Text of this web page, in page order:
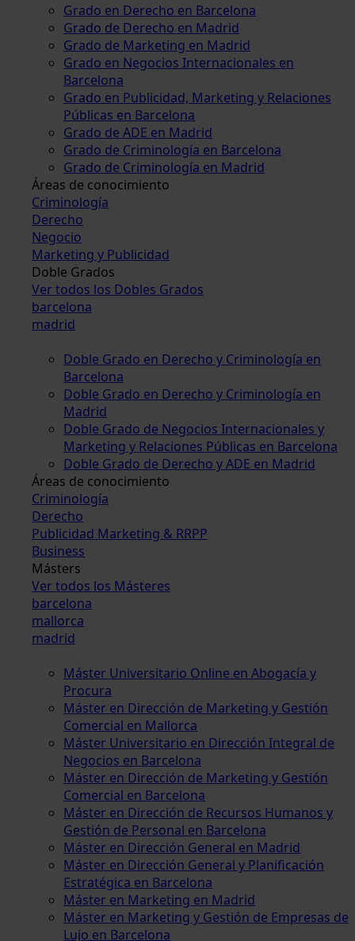
Grado en Derecho en Barcelona
Grado de Derecho en Madrid
Grado de Marketing en Madrid
Grado en Negocios Internacionales en
Barcelona
Grado en Publicidad, Marketing y Relaciones
Públicas en Barcelona
Grado de ADE en Madrid
Grado de Criminología en Barcelona
Grado de Criminología en Madrid
Áreas de conocimiento
Criminología
Derecho
Negocio
Marketing y Publicidad
Doble Grados
Ver todos los Dobles Grados
barcelona
madrid
Doble Grado en Derecho y Criminología en
Barcelona
Doble Grado en Derecho y Criminología en
Madrid
Doble Grado de Negocios Internacionales y
Marketing y Relaciones Públicas en Barcelona
Doble Grado de Derecho y ADE en Madrid
Áreas de conocimiento
Criminología
Derecho
Publicidad Marketing & RRPP
Business
Másters
Ver todos los Másteres
barcelona
mallorca
madrid
Máster Universitario Online en Abogacía y
Procura
Máster en Dirección de Marketing y Gestión
Comercial en Mallorca
Máster Universitario en Dirección Integral de
Negocios en Barcelona
Máster en Dirección de Marketing y Gestión
Comercial en Barcelona
Máster en Dirección de Recursos Humanos y
Gestión de Personal en Barcelona
Máster en Dirección General en Madrid
Máster en Dirección General y Planificación
Estratégica en Barcelona
Máster en Marketing en Madrid
Máster en Marketing y Gestión de Empresas de
Lujo en Barcelona